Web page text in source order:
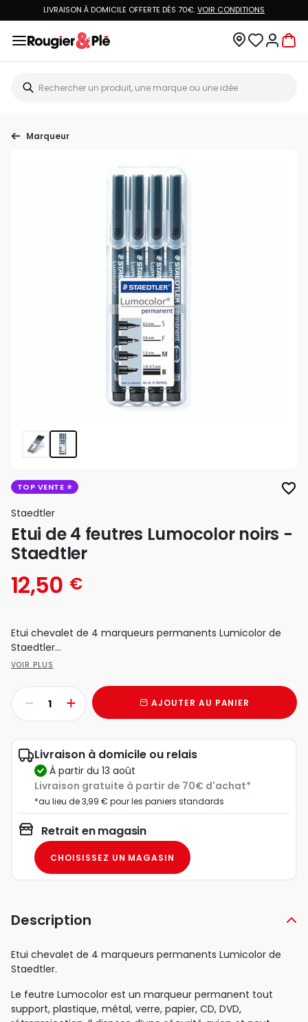
LIVRAISON À DOMICILE OFFERTE DÈS 70€.VOIR CONDITIONS
Marqueur
TOP VENTE favorite_border
Staedtler
Etui de 4 feutres Lumocolor noirs -
Staedtler
12,50 €
Etui chevalet de 4 marqueurs permanents Lumicolor de
Staedtler...
VOIR PLUS
AJOUTER AU PANIER
Livraison à domicile ou relais
à partir du 13 août
Livraison gratuite à partir de 70€ d'achat*
*au lieu de 3,99 € pour les paniers standards
Retrait en magasin
CHOISISSEZ UN MAGASIN
Description
Etui chevalet de 4 marqueurs permanents Lumicolor de
Staedtler.
Le feutre Lumocolor est un marqueur permanent tout
support, plastique, métal, verre, papier, CD, DVD,